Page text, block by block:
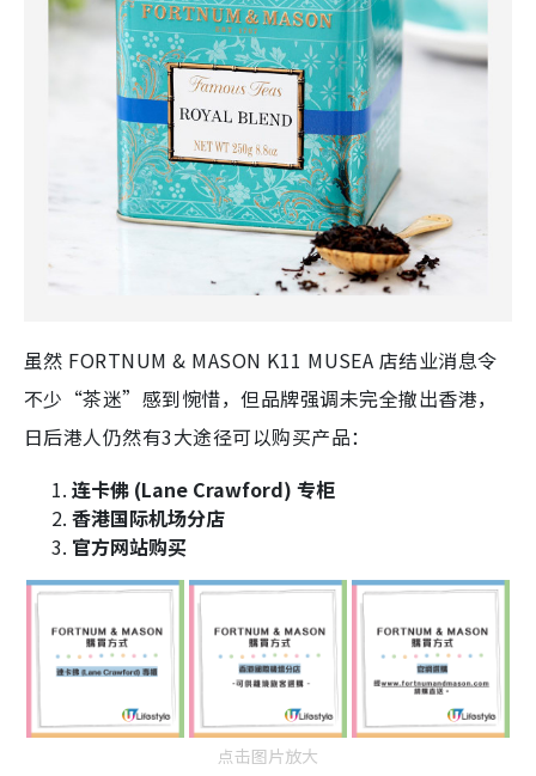
虽然 FORTNUM & MASON K11 MUSEA 店结业消息令
不少“茶迷”感到惋惜，但品牌强调未完全撤出香港，
日后港人仍然有3大途径可以购买产品：
连卡佛 (Lane Crawford) 专柜
香港国际机场分店
官方网站购买
点击图片放大